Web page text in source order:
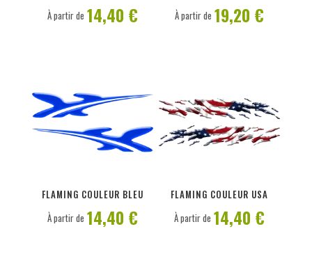
À partir de 14,40 € À partir de 19,20 €
FLAMING COULEUR BLEU
À partir de 14,40 €
FLAMING COULEUR USA
À partir de 14,40 €